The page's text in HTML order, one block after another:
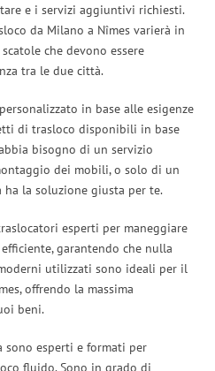
e i servizi aggiuntivi richiesti.
da Milano a Nîmes varierà in
che devono essere
tra le due città.
in base alle esigenze
di trasloco disponibili in base
bisogno di un servizio
dei mobili, o solo di un
ha la soluzione giusta per te.
esperti per maneggiare
garantendo che nulla
utilizzati sono ideali per il
offrendo la massima
beni.
sono esperti e formati per
fluido. Sono in grado di